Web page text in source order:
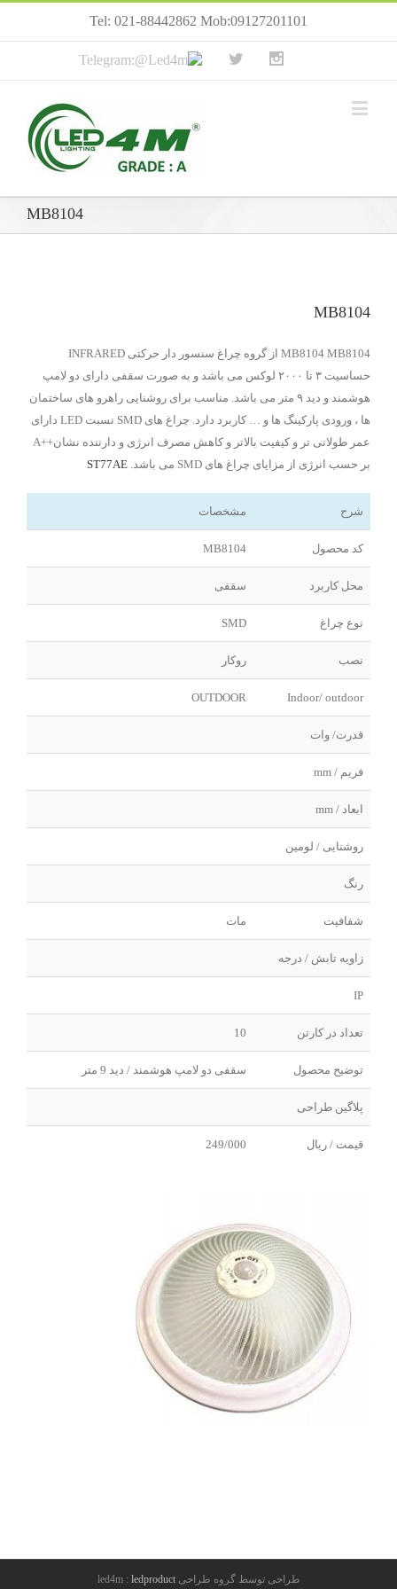
Tel: 021-88442862 Mob:09127201101
MB8104
MB8104
MB8104 MB8104 از گروه چراغ سنسور دار حرکتی INFRARED
حساسیت ۳ تا ۲۰۰۰ لوکس می باشد و به صورت سقفی دارای دو لامپ
هوشمند و دید ۹ متر می باشد. مناسب برای روشنایی راهرو های ساختمان
ها ، ورودی پارکینگ ها و … کاربرد دارد. چراغ های SMD نسبت LED دارای
عمر طولانی تر و کیفیت بالاتر و کاهش مصرف انرژی و دارننده نشان++A
بر حسب انرژی از مزایای چراغ های SMD می باشد.
ST77AE
شرح مشخصات
کد محصول MB8104
محل کاربرد سقفی
نوع چراغ SMD
نصب روکار
Indoor/ outdoor
OUTDOOR
قدرت/ وات
فریم / mm
ابعاد / mm
روشنایی / لومین
رنگ
شفافیت مات
زاویه تابش / درجه
IP
تعداد در کارتن 10
توضیح محصول سقفی دو لامپ هوشمند / دید 9 متر
پلاگین طراحی
قیمت / ریال 249/000
طراحی توسط گروه طراحی led4m :ledproduct